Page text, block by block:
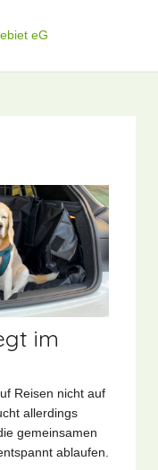
eG
im
Reisen nicht auf
allerdings
gemeinsamen
ablaufen.